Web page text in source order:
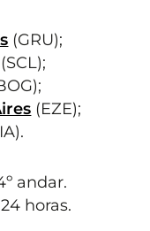
(GRU);
(SCL);
(EZE);
andar.
horas.